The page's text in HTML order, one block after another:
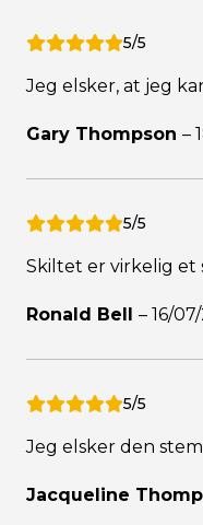
5/5
Jeg elsker, at jeg
Gary Thompson –
5/5
Skiltet er virkelig et
Ronald Bell – 16/
5/5
Jeg elsker den
Jacqueline